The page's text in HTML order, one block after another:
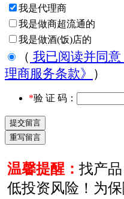
我是代理商
我是做商超流通的
我是做酒(饭)店的
（ 我已阅读并同
理商服务条款》
）
*验 证 码：
温馨提醒：找产
低投资风险！为